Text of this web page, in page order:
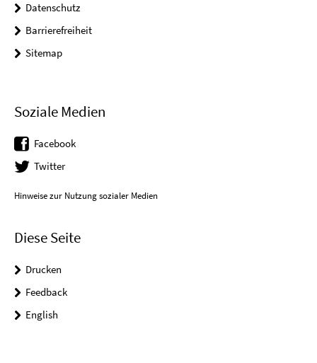
Datenschutz
Barrierefreiheit
Sitemap
Soziale Medien
Facebook
Twitter
Hinweise zur Nutzung sozialer Medien
Diese Seite
Drucken
Feedback
English